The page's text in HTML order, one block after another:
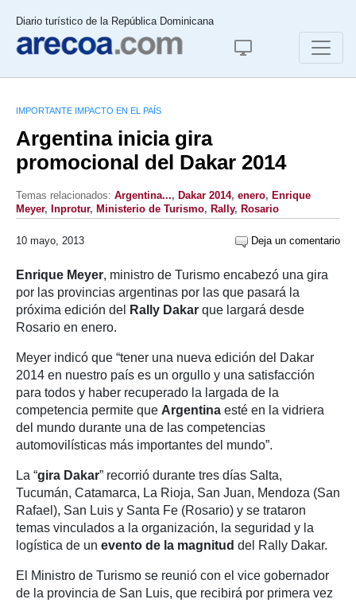
Diario turístico de la República Dominicana
IMPORTANTE IMPACTO EN EL PAÍS
Argentina inicia gira
promocional del Dakar 2014
Temas relacionados: Argentina..., Dakar 2014, enero, Enrique
Meyer, Inprotur, Ministerio de Turismo, Rally, Rosario
10 mayo, 2013 Deja un comentario
Enrique Meyer, ministro de Turismo encabezó una gira
por las provincias argentinas por las que pasará la
próxima edición del
Rally Dakar que largará desde
Rosario en enero.
Meyer indicó que “tener una nueva edición del Dakar
2014 en nuestro país es un orgullo y una satisfacción
para todos y haber recuperado la largada de la
competencia permite que Argentina esté en la vidriera
del mundo durante una de las competencias
automovilísticas más importantes del mundo”.
La “gira Dakar” recorrió durante tres días Salta,
Tucumán, Catamarca, La Rioja, San Juan, Mendoza (San
Rafael), San Luis y Santa Fe (Rosario) y se trataron
temas vinculados a la organización, la seguridad y la
logística de un evento de la magnitud del Rally Dakar.
El Ministro de Turismo se reunió con el vice gobernador
de la provincia de San Luis, que recibirá por primera vez